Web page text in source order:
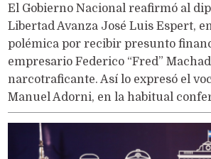
El Gobierno Nacional reafirmó al
Libertad Avanza José Luis Espert,
polémica por recibir presunto
empresario Federico “Fred”
narcotraficante. Así lo expresó el
Manuel Adorni, en la habitual